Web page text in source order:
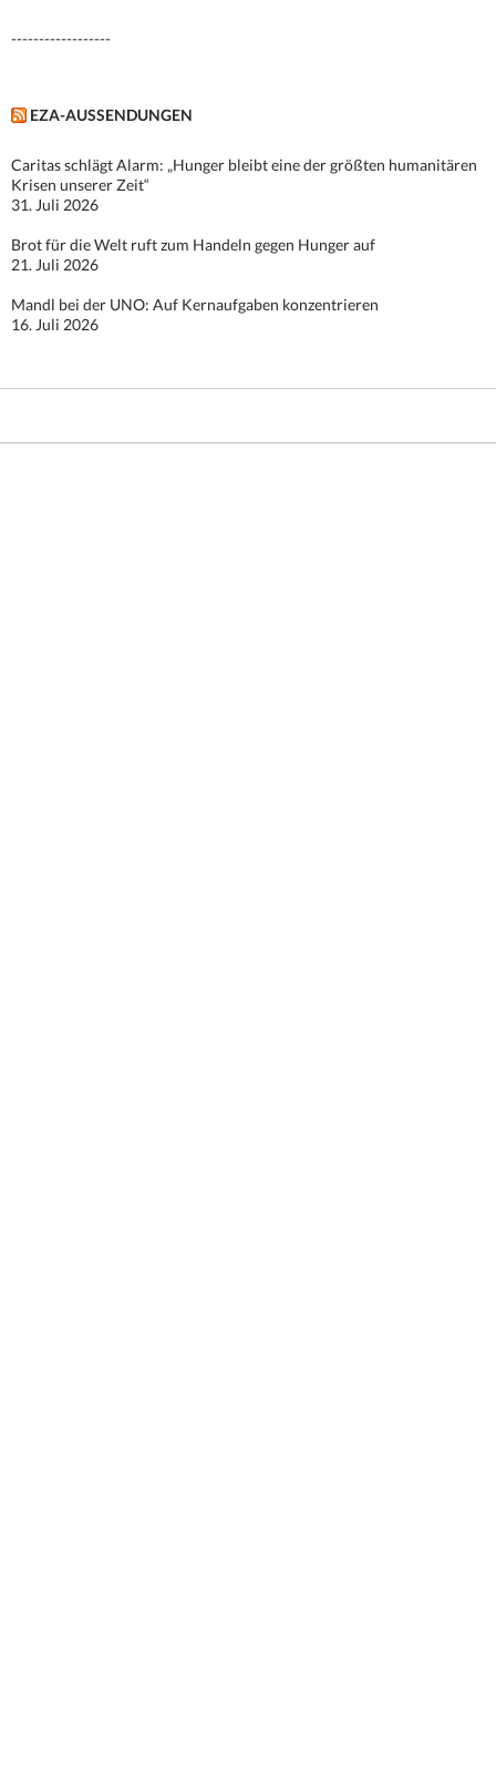
------------------
EZA-AUSSENDUNGEN
Caritas schlägt Alarm: „Hunger bleibt eine der größten humanitären
Krisen unserer Zeit“
31. Juli 2026
Brot für die Welt ruft zum Handeln gegen Hunger auf
21. Juli 2026
Mandl bei der UNO: Auf Kernaufgaben konzentrieren
16. Juli 2026